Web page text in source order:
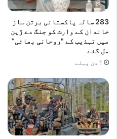
283 سالہ پاکستانی برتن ساز
خاندان کے وارث کو جنگ دے ژین
میں تہذیب کے "روحانی بھائی”
مل گئے
1 دن پہلے